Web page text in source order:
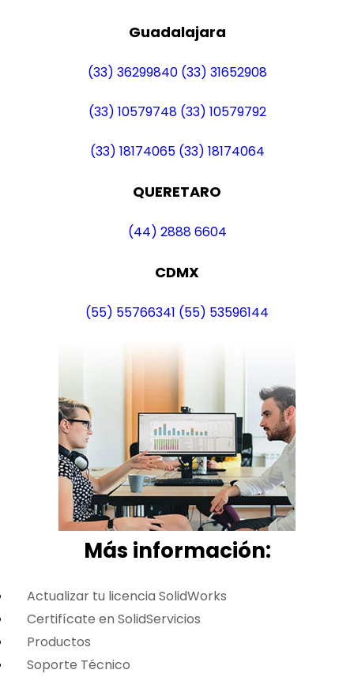
Guadalajara
(33) 36299840 (33) 31652908
(33) 10579748 (33) 10579792
(33) 18174065 (33) 18174064
QUERETARO
(44) 2888 6604
CDMX
(55) 55766341 (55) 53596144
Más información:
Actualizar tu licencia SolidWorks
Certifícate en SolidServicios
Productos
Soporte Técnico